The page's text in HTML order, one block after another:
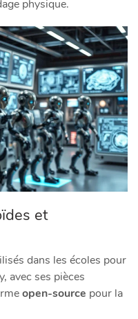
physique.
et
dans les écoles pour
avec ses pièces
open-source pour la